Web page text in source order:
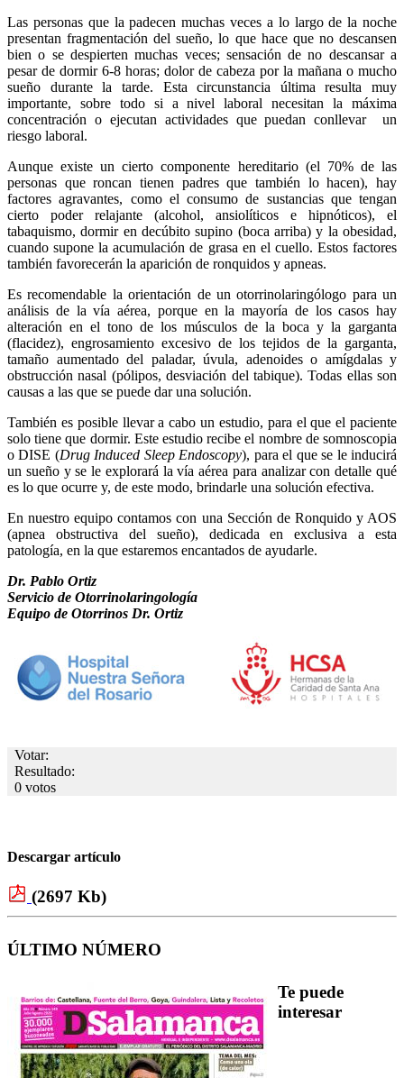
Las personas que la padecen muchas veces a lo largo de la noche
presentan fragmentación del sueño, lo que hace que no descansen
bien o se despierten muchas veces; sensación de no descansar a
pesar de dormir 6-8 horas; dolor de cabeza por la mañana o mucho
sueño durante la tarde. Esta circunstancia última resulta muy
importante, sobre todo si a nivel laboral necesitan la máxima
concentración o ejecutan actividades que puedan conllevar un
riesgo laboral.
Aunque existe un cierto componente hereditario (el 70% de las
personas que roncan tienen padres que también lo hacen), hay
factores agravantes, como el consumo de sustancias que tengan
cierto poder relajante (alcohol, ansiolíticos e hipnóticos), el
tabaquismo, dormir en decúbito supino (boca arriba) y la obesidad,
cuando supone la acumulación de grasa en el cuello. Estos factores
también favorecerán la aparición de ronquidos y apneas.
Es recomendable la orientación de un otorrinolaringólogo para un
análisis de la vía aérea, porque en la mayoría de los casos hay
alteración en el tono de los músculos de la boca y la garganta
(flacidez), engrosamiento excesivo de los tejidos de la garganta,
tamaño aumentado del paladar, úvula, adenoides o amígdalas y
obstrucción nasal (pólipos, desviación del tabique). Todas ellas son
causas a las que se puede dar una solución.
También es posible llevar a cabo un estudio, para el que el paciente
solo tiene que dormir. Este estudio recibe el nombre de somnoscopia
o DISE (Drug Induced Sleep Endoscopy), para el que se le inducirá
un sueño y se le explorará la vía aérea para analizar con detalle qué
es lo que ocurre y, de este modo, brindarle una solución efectiva.
En nuestro equipo contamos con una Sección de Ronquido y AOS
(apnea obstructiva del sueño), dedicada en exclusiva a esta
patología, en la que estaremos encantados de ayudarle.
Dr. Pablo Ortiz
Servicio de Otorrinolaringología
Equipo de Otorrinos Dr. Ortiz
Votar:
Resultado:
0 votos
Descargar artículo
(2697 Kb)
ÚLTIMO NÚMERO
Te puede
interesar